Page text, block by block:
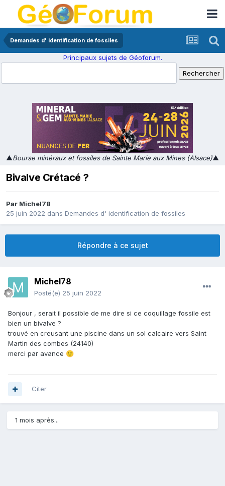
Demandes d' identification de fossiles
Principaux sujets de Géoforum.
▲Bourse minéraux et fossiles de Sainte Marie aux Mines (Alsace)▲
Bivalve Crétacé ?
Par Michel78
25 juin 2022 dans Demandes d' identification de fossiles
Répondre à ce sujet
Michel78
Posté(e) 25 juin 2022
Bonjour , serait il possible de me dire si ce coquillage fossile est
bien un bivalve ?
trouvé en creusant une piscine dans un sol calcaire vers Saint
Martin des combes (24140)
merci par avance 🙂
Citer
1 mois après...